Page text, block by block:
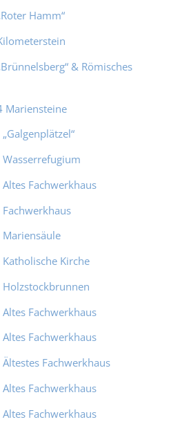
Hamm“
& Römisches
Mariensteine
Wasserrefugium
Altes Fachwerkhaus
Fachwerkhaus
Mariensäule
Katholische Kirche
Holzstockbrunnen
Altes Fachwerkhaus
Altes Fachwerkhaus
Fachwerkhaus
Altes Fachwerkhaus
Altes Fachwerkhaus